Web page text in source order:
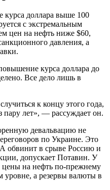
доллара выше 100
с экстремальным
цен на нефть ниже $60,
давления, а
курса доллара до
Все дело лишь в
к концу этого года,
пару лет», — рассуждает он.
девальвацию не
по Украине. Это
обвинит в срыве Россию и
допускает Потавин. У
цены на нефть по-прежнему
уровне, а резервы валюты в